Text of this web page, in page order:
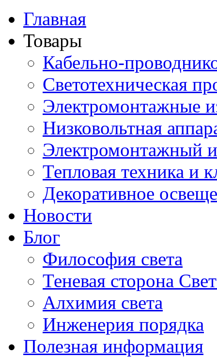
Главная
Товары
Кабельно-
Светотехническая
Электромонтажные
Низковольтная
Электромонтажный
Тепловая техника и
Декоративное
Новости
Блог
Философия света
Теневая сторона
Алхимия света
Инженерия порядка
Полезная информация